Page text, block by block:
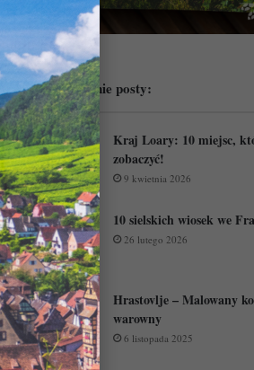
Przeczytaj ostatnie posty:
Kraj Loary: 10 miejsc,
zobaczyć!
9 kwietnia 2026
10 sielskich wiosek we
26 lutego 2026
Hrastovlje – Malowany
warowny
6 listopada 2025